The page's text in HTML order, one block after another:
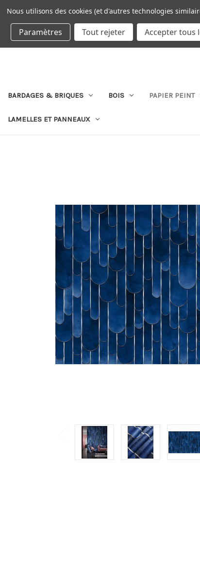
DEVISE : EUR
BARDAGES & BRIQUES BOIS PAPIER PEINT
LAMELLES ET PANNEAUX
Nous utilisons des cookies (et d'autres technologies
Paramètres Tout rejeter Accepter tous